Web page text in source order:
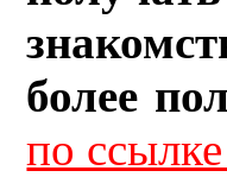
более
по